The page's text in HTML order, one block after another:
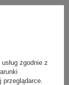
zgodnie z